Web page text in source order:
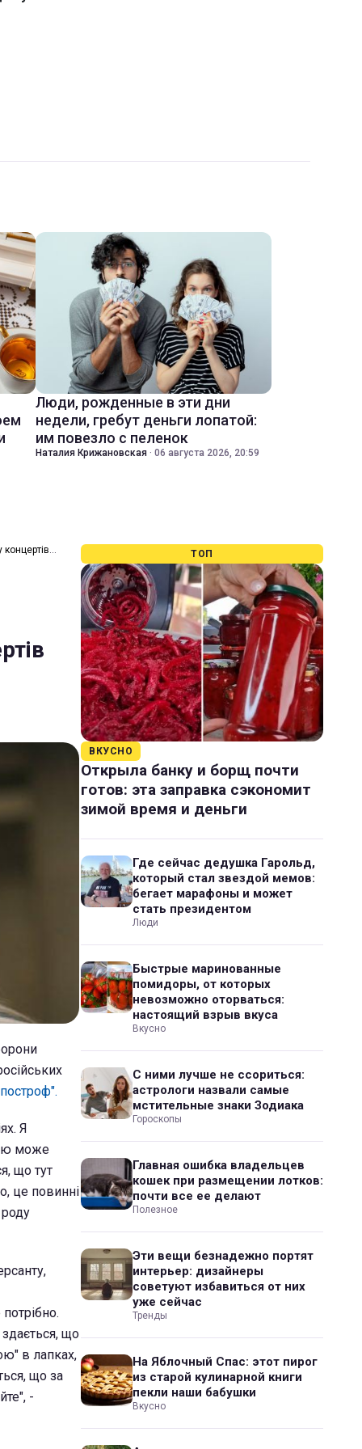
Люди, рожденные в эти дни
недели, гребут деньги лопатой:
им повезло с пеленок
Наталия Крижановская · 06 августа 2026, 20:59
Я
може
що тут
це повинні
що
в лапках,
що за
-
ТОП
ВКУСНО
Открыла банку и борщ почти
готов: эта заправка сэкономит
зимой время и деньги
Где сейчас дедушка Гарольд,
который стал звездой мемов:
бегает марафоны и может
стать президентом
Люди
Быстрые маринованные
помидоры, от которых
невозможно оторваться:
настоящий взрыв вкуса
Вкусно
С ними лучше не ссориться:
астрологи назвали самые
мстительные знаки Зодиака
Гороскопы
Главная ошибка владельцев
кошек при размещении лотков:
почти все ее делают
Полезное
Эти вещи безнадежно портят
интерьер: дизайнеры
советуют избавиться от них
уже сейчас
Тренды
На Яблочный Спас: этот пирог
из старой кулинарной книги
пекли наши бабушки
Вкусно